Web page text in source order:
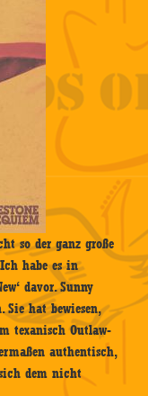
so der ganz große
habe es in
davor. Sunny
Sie hat bewiesen,
texanisch Outlaw-
authentisch,
dem nicht